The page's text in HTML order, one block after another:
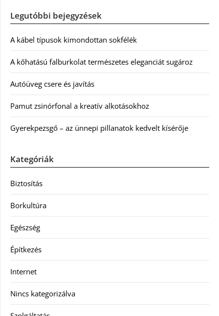
Legutóbbi bejegyzések
A kábel típusok kimondottan sokfélék
A kőhatású falburkolat természetes eleganciát sugároz
Autóüveg csere és javítás
Pamut zsinórfonal a kreatív alkotásokhoz
Gyerekpezsgő – az ünnepi pillanatok kedvelt kísérője
Kategóriák
Biztosítás
Borkultúra
Egészség
Építkezés
Internet
Nincs kategorizálva